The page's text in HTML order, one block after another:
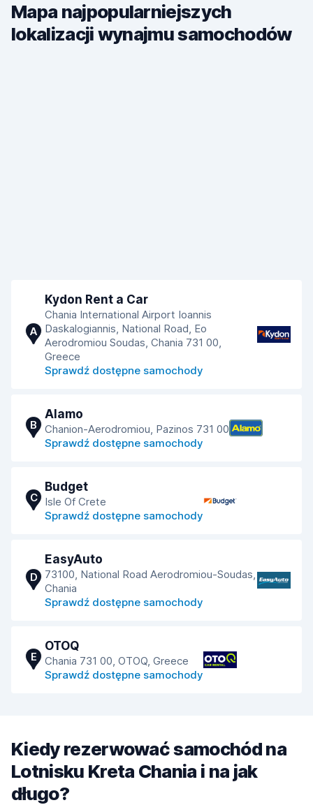
Mapa najpopularniejszych
lokalizacji wynajmu samochodów
A
Kydon Rent a Car
Chania International Airport Ioannis
Daskalogiannis, National Road, Eo
Aerodromiou Soudas, Chania 731 00,
Greece
Sprawdź dostępne samochody
B
Alamo
Chanion-Aerodromiou, Pazinos 731 00
Sprawdź dostępne samochody
C
Budget
Isle Of Crete
Sprawdź dostępne samochody
D
EasyAuto
73100, National Road Aerodromiou-Soudas,
Chania
Sprawdź dostępne samochody
E
OTOQ
Chania 731 00, OTOQ, Greece
Sprawdź dostępne samochody
Kiedy rezerwować samochód na
Lotnisku Kreta Chania i na jak
długo?